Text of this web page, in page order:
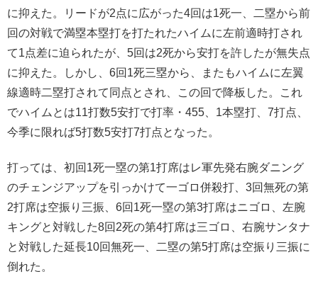
に抑えた。リードが2点に広がった4回は1死一、二塁から前
回の対戦で満塁本塁打を打たれたハイムに左前適時打され
て1点差に迫られたが、5回は2死から安打を許したが無失点
に抑えた。しかし、6回1死三塁から、またもハイムに左翼
線適時二塁打されて同点とされ、この回で降板した。これ
でハイムとは11打数5安打で打率・455、1本塁打、7打点、
今季に限れば5打数5安打7打点となった。
打っては、初回1死一塁の第1打席はレ軍先発右腕ダニング
のチェンジアップを引っかけて一ゴロ併殺打、3回無死の第
2打席は空振り三振、6回1死一塁の第3打席はニゴロ、左腕
キングと対戦した8回2死の第4打席は三ゴロ、右腕サンタナ
と対戦した延長10回無死一、二塁の第5打席は空振り三振に
倒れた。